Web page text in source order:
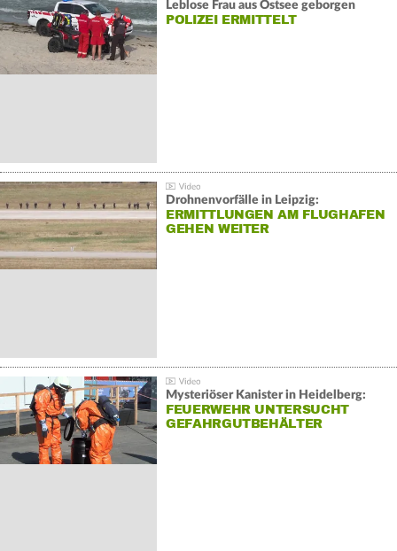
Leblose Frau aus Ostsee geborgen
POLIZEI ERMITTELT
Drohnenvorfälle in Leipzig:
ERMITTLUNGEN AM FLUGHAFEN
GEHEN WEITER
Mysteriöser Kanister in Heidelberg:
FEUERWEHR UNTERSUCHT
GEFAHRGUTBEHÄLTER